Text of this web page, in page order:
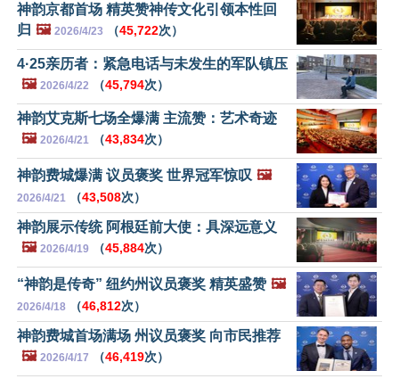
神韵京都首场 精英赞神传文化引领本性回
归 🖼️ 2026/4/23 （45,722次）
4·25亲历者：紧急电话与未发生的军队镇压
🖼️ 2026/4/22 （45,794次）
神韵艾克斯七场全爆满 主流赞：艺术奇迹
🖼️ 2026/4/21 （43,834次）
神韵费城爆满 议员褒奖 世界冠军惊叹 🖼️
2026/4/21 （43,508次）
神韵展示传统 阿根廷前大使：具深远意义
🖼️ 2026/4/19 （45,884次）
“神韵是传奇” 纽约州议员褒奖 精英盛赞 🖼️
2026/4/18 （46,812次）
神韵费城首场满场 州议员褒奖 向市民推荐
🖼️ 2026/4/17 （46,419次）